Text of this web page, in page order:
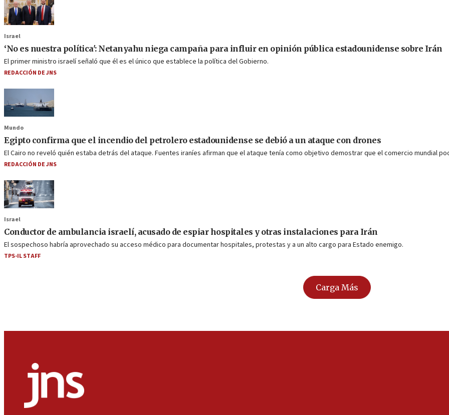
Israel
‘No es nuestra política': Netanyahu niega campaña para influir en opinión pública estadounidense sobre Irán
El primer ministro israelí señaló que él es el único que establece la política del Gobierno.
REDACCIÓN DE JNS
Mundo
Egipto confirma que el incendio del petrolero estadounidense se debió a un ataque con drones
El Cairo no reveló quién estaba detrás del ataque. Fuentes iraníes afirman que el ataque tenía como objetivo demostrar que el comercio mundial
REDACCIÓN DE JNS
Israel
Conductor de ambulancia israelí, acusado de espiar hospitales y otras instalaciones para Irán
El sospechoso habría aprovechado su acceso médico para documentar hospitales, protestas y a un alto cargo para Estado enemigo.
TPS-IL STAFF
Carga Más